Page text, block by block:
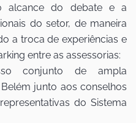
alcance do debate e a
do setor, de maneira
a troca de experiências e
entre as assessorias:
conjunto de ampla
junto aos conselhos
do Sistema